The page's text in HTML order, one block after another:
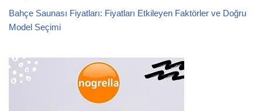
Bahçe Saunası Fiyatları: Fiyatları Etkileyen Faktörler ve Doğru
Model Seçimi